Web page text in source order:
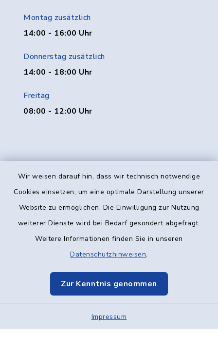
Wir weisen darauf hin, dass wir technisch notwendige
Cookies einsetzen, um eine optimale Darstellung unserer
Website zu ermöglichen. Die Einwilligung zur Nutzung
weiterer Dienste wird bei Bedarf gesondert abgefragt.
Weitere Informationen finden Sie in unseren
Datenschutzhinweisen.
Zur Kenntnis genommen
Impressum
Montag zusätzlich
14:00 - 16:00 Uhr
Donnerstag zusätzlich
14:00 - 18:00 Uhr
Freitag
08:00 - 12:00 Uhr
Kontakt
Datenschutz
Elektronische Kommunikation
Sitemap